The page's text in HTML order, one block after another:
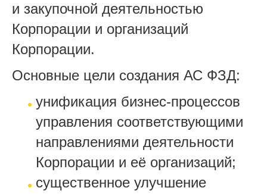
и закупочной деятельностью
Корпорации и организаций
Корпорации.
Основные цели создания АС ФЗД:
унификация бизнес-процессов
управления соответствующими
направлениями деятельности
Корпорации и её организаций;
существенное улучшение